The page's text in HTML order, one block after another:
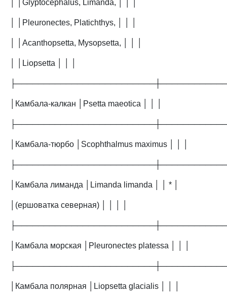
│ │Glyptocephalus, Limanda, │ │ │
│ │Pleuronectes, Platichthys, │ │ │
│ │Acanthopsetta, Mysopsetta, │ │ │
│ │Liopsetta │ │ │
│Камбала-калкан │Psetta maeotica │ │ │
│Камбала-тюрбо │Scophthalmus maximus │ │ │
│Камбала лиманда │Limanda limanda │ │ * │
│(ершоватка северная) │ │ │ │
│Камбала морская │Pleuronectes platessa │ │ │
│Камбала полярная │Liopsetta glacialis │ │ │